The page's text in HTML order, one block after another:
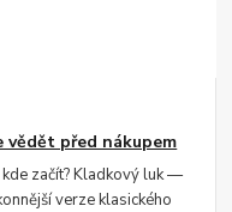
před nákupem
začít? Kladkový luk —
verze klasického